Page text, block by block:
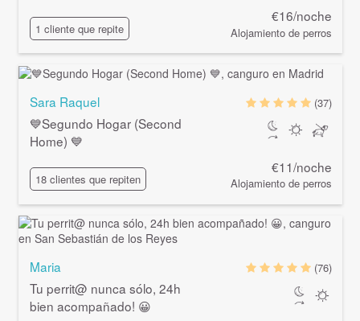
1 cliente que repite
€16/noche
Alojamiento de perros
Sara Raquel
💙Segundo Hogar (Second
Home) 💙
18 clientes que repiten
(37)
€11/noche
Alojamiento de perros
Maria
Tu perrit@ nunca sólo, 24h
bien acompañado! 😀
(76)